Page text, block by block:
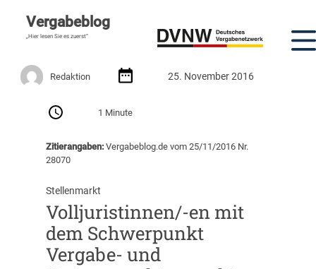
Vergabeblog
„Hier lesen Sie es zuerst“
Redaktion 25. November 2016
1 Minute
Zitierangaben:Vergabeblog.de vom 25/11/2016 Nr.
28070
Stellenmarkt
Volljuristinnen/-en mit
dem Schwerpunkt
Vergabe- und